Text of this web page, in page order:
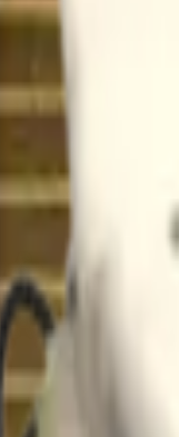
componentes.
de calor.
en HVAC.
Tipo
tableros y sensores